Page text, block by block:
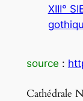
XIII°
source :
Cathédrale